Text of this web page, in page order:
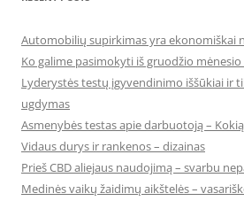
Automobilių supirkimas yra ekonomiškai
Ko galime pasimokyti iš gruodžio
Lyderystės testų įgyvendinimo iššūkiai ir
ugdymas
Asmenybės testas apie darbuotoją –
Vidaus durys ir rankenos – dizainas
Prieš CBD aliejaus naudojimą – svarbu
Medinės vaikų žaidimų aikštelės –